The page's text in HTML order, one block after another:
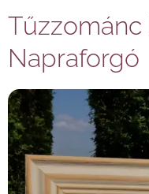
Tűzzománc
Napraforgó